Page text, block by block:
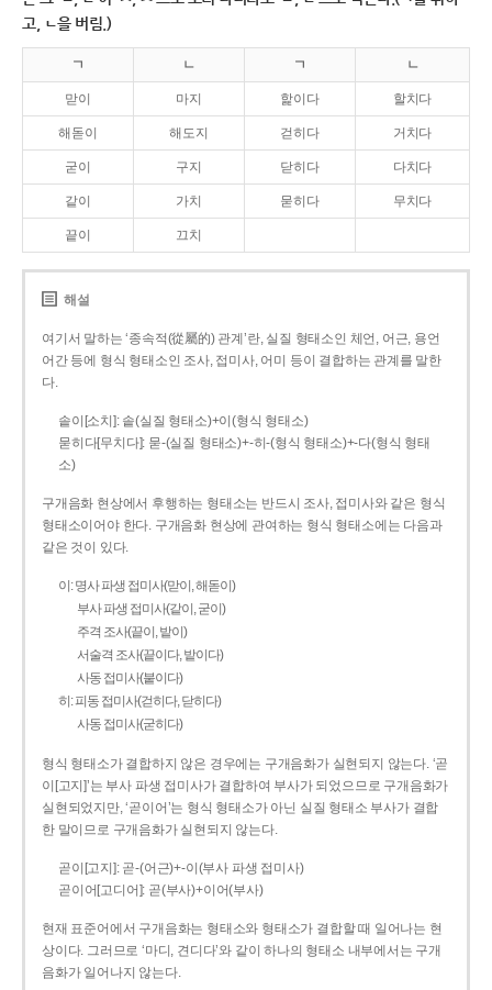
고, ㄴ을 버림.)
ㄱ ㄴ ㄱ ㄴ
맏이 마지 핥이다 할치다
해돋이 해도지 걷히다 거치다
굳이 구지 닫히다 다치다
같이 가치 묻히다 무치다
끝이 끄치
해설
여기서 말하는 ‘종속적(從屬的) 관계’란, 실질 형태소인 체언, 어근, 용언
어간 등에 형식 형태소인 조사, 접미사, 어미 등이 결합하는 관계를 말한
다.
솥이[소치]: 솥(실질 형태소)+이(형식 형태소)
묻히다[무치다]: 묻­-(실질 형태소)+­-히­-(형식 형태소)+-다(형식 형태
소)
구개음화 현상에서 후행하는 형태소는 반드시 조사, 접미사와 같은 형식
형태소이어야 한다. 구개음화 현상에 관여하는 형식 형태소에는 다음과
같은 것이 있다.
이: 명사 파생 접미사(맏이, 해돋이)
부사 파생 접미사(같이, 굳이)
주격 조사(끝이, 밭이)
서술격 조사(끝이다, 밭이다)
사동 접미사(붙이다)
히: 피동 접미사(걷히다, 닫히다)
사동 접미사(굳히다)
형식 형태소가 결합하지 않은 경우에는 구개음화가 실현되지 않는다. ‘곧
이[고지]’는 부사 파생 접미사가 결합하여 부사가 되었으므로 구개음화가
실현되었지만, ‘곧이어’는 형식 형태소가 아닌 실질 형태소 부사가 결합
한 말이므로 구개음화가 실현되지 않는다.
곧이[고지]: 곧-­(어근)+­-이(부사 파생 접미사)
곧이어[고디어]: 곧(부사)+이어(부사)
현재 표준어에서 구개음화는 형태소와 형태소가 결합할 때 일어나는 현
상이다. 그러므로 ‘마디, 견디다’와 같이 하나의 형태소 내부에서는 구개
음화가 일어나지 않는다.